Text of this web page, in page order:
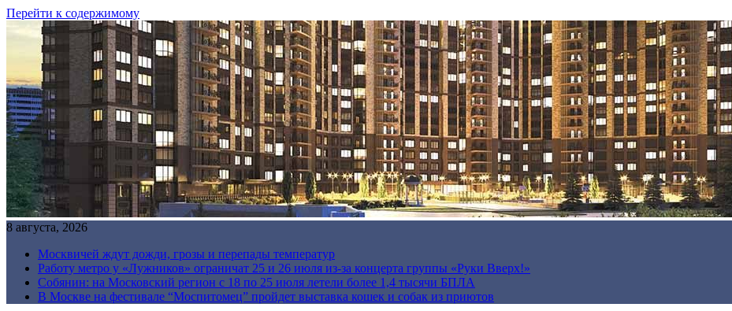
Перейти к содержимому
8 августа, 2026
Москвичей ждут дожди, грозы и перепады температур
Работу метро у «Лужников» ограничат 25 и 26 июля из-за концерта группы «Руки Вверх!»
Собянин: на Московский регион с 18 по 25 июля летели более 1,4 тысячи БПЛА
В Москве на фестивале “Моспитомец” пройдет выставка кошек и собак из приютов